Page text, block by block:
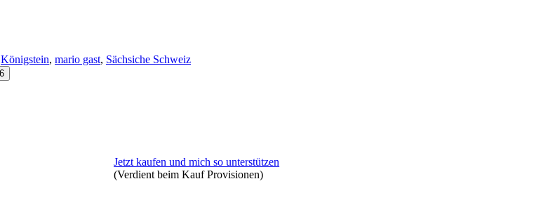
Königstein, mario gast, Sächsiche Schweiz
Jetzt kaufen und mich so unterstützen
(Verdient beim Kauf Provisionen)